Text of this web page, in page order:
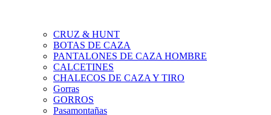
CRUZ & HUNT
BOTAS DE CAZA
PANTALONES DE CAZA HOMBRE
CALCETINES
CHALECOS DE CAZA Y TIRO
Gorras
GORROS
Pasamontañas